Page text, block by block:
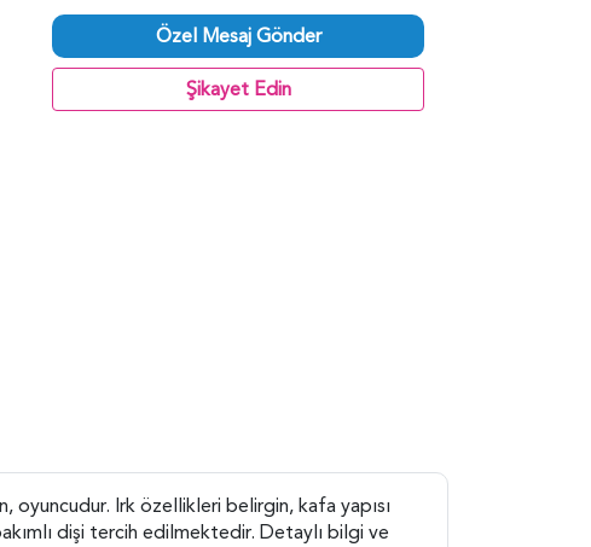
Özel Mesaj Gönder
Şikayet Edin
oyuncudur. Irk özellikleri belirgin, kafa yapısı
dişi tercih edilmektedir. Detaylı bilgi ve